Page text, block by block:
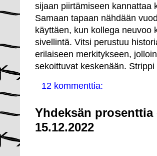
sijaan piirtämiseen kannattaa
Samaan tapaan nähdään
käyttäen, kun kollega neuvoo
sivellintä. Vitsi perustuu
erilaiseen merkitykseen,
sekoittuvat keskenään. Strippi
12 kommenttia:
Yhdeksän
15.12.2022